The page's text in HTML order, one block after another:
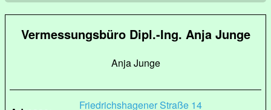
Vermessungsbüro Dipl.-Ing. Anja Junge
Anja Junge
Friedrichshagener Straße 14